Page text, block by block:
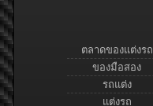
ตลาดของแต่งรถ
ของมือสอง
รถแต่ง
แต่งรถ